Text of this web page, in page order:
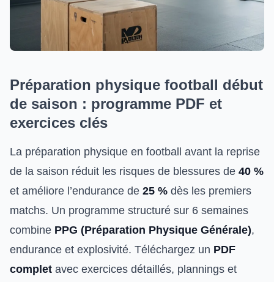
Préparation physique football début
de saison : programme PDF et
exercices clés
La préparation physique en football avant la reprise
de la saison réduit les risques de blessures de 40 %
et améliore l’endurance de 25 % dès les premiers
matchs. Un programme structuré sur 6 semaines
combine PPG (Préparation Physique Générale),
endurance et explosivité. Téléchargez un PDF
complet avec exercices détaillés, plannings et